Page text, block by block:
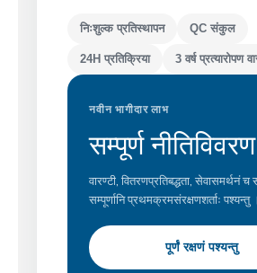
निःशुल्क प्रतिस्थापन QC संकुल
24H प्रतिक्रिया 3 वर्ष प्रत्यारोपण
नवीन भागीदार लाभ
सम्पूर्ण नीतिविवरण
वारण्टी, वितरणप्रतिबद्धता, सेवासमर्थनं च
सम्पूर्णानि प्रथमक्रमसंरक्षणशर्ताः पश्यन्तु ।
पूर्णं रक्षणं पश्यन्तु